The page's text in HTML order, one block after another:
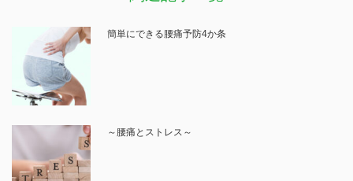
簡単にできる腰痛予防4か条
～腰痛とストレス～